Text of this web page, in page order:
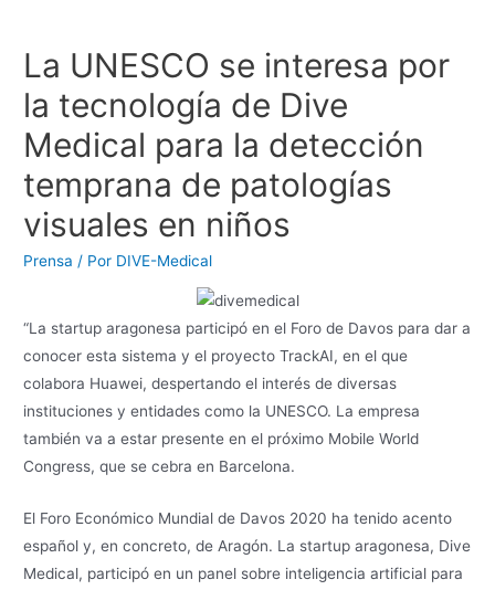
La UNESCO se interesa por
la tecnología de Dive
Medical para la detección
temprana de patologías
visuales en niños
Prensa / Por DIVE-Medical
“La startup aragonesa participó en el Foro de Davos para dar a
conocer esta sistema y el proyecto TrackAI, en el que
colabora Huawei, despertando el interés de diversas
instituciones y entidades como la UNESCO. La empresa
también va a estar presente en el próximo Mobile World
Congress, que se cebra en Barcelona.
El Foro Económico Mundial de Davos 2020 ha tenido acento
español y, en concreto, de Aragón. La startup aragonesa, Dive
Medical, participó en un panel sobre inteligencia artificial para